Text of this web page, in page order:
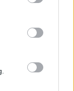
party tags to
below Google